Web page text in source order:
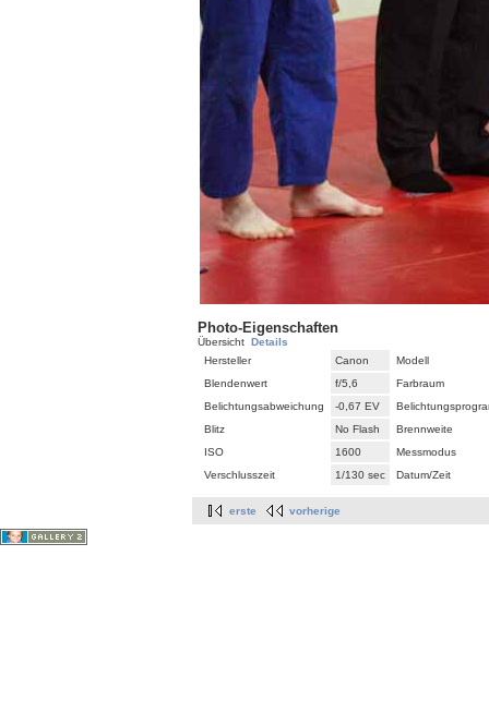
Photo-Eigenschaften
Übersicht Details
Hersteller
Canon
Modell
Blendenwert
f/5,6
Farbraum
Belichtungsabweichung
-0,67 EV
Blitz
No Flash
Brennweite
ISO
1600
Messmodus
Verschlusszeit
1/130 sec Datum/Zeit
erste vorherige